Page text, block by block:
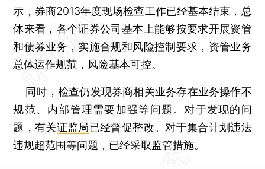
示，券商2013年度现场检查工作已经基本结束，总
体来看，各个证券公司基本上能够按要求开展资管
和债券业务，实施合规和风险控制要求，资管业务
总体运作规范，风险基本可控。
同时，检查仍发现券商相关业务存在业务操作不
规范、内部管理需要加强等问题。对于发现的问
题，有关证监局已经督促整改。对于集合计划违法
违规超范围等问题，已经采取监管措施。